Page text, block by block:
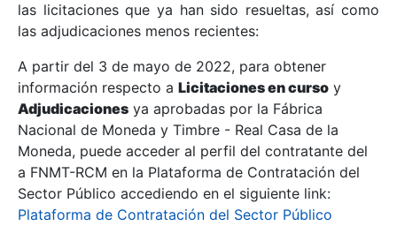
Mostrar/Ocultar
Mostrar/Ocultar
las licitaciones que ya han sido resueltas, así como
las adjudicaciones menos recientes:
A partir del 3 de mayo de 2022, para obtener
información respecto a Licitaciones en curso y
Adjudicaciones ya aprobadas por la Fábrica
Nacional de Moneda y Timbre - Real Casa de la
Moneda, puede acceder al perfil del contratante del
a FNMT-RCM en la Plataforma de Contratación del
Sector Público accediendo en el siguiente link:
Plataforma de Contratación del Sector Público